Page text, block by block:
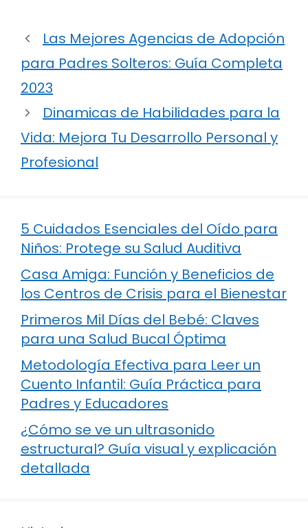
Las Mejores Agencias de Adopción
para Padres Solteros: Guía Completa
2023
Dinamicas de Habilidades para la
Vida: Mejora Tu Desarrollo Personal y
Profesional
5 Cuidados Esenciales del Oído para
Niños: Protege su Salud Auditiva
Casa Amiga: Función y Beneficios de
los Centros de Crisis para el Bienestar
Primeros Mil Días del Bebé: Claves
para una Salud Bucal Óptima
Metodología Efectiva para Leer un
Cuento Infantil: Guía Práctica para
Padres y Educadores
¿Cómo se ve un ultrasonido
estructural? Guía visual y explicación
detallada